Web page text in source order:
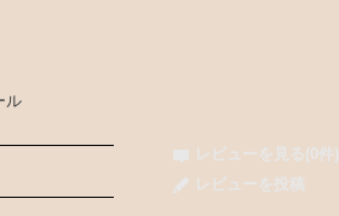
ル
レビューを見る(0件)
レビューを投稿